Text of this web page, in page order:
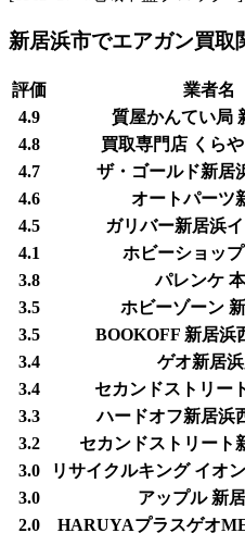
新居浜市でエアガン買取
評価 業者名
4.9
質屋かんてい局
4.8
買取専門店 くら
4.7
ザ・ゴールド新居
4.6
オートパーツ
4.5
ガリバー新居浜
4.1
ホビーショッ
3.8
パレンケ
3.5
ホビーゾーン
3.5
BOOKOFF 新居浜
3.4
ゲオ新居
3.4
セカンドストリー
3.3
ハードオフ新居浜
3.2
セカンドストリート
3.0
リサイクルキング イオ
3.0
アップル 新
2.0
HARUYAプラスゲオ